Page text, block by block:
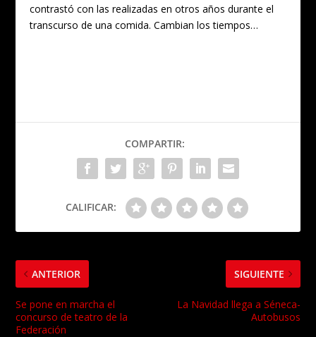
contrastó con las realizadas en otros años durante el
transcurso de una comida. Cambian los tiempos…
COMPARTIR:
CALIFICAR:
ANTERIOR
Se pone en marcha el
concurso de teatro de la
Federación
SIGUIENTE
La Navidad llega a Séneca-
Autobusos